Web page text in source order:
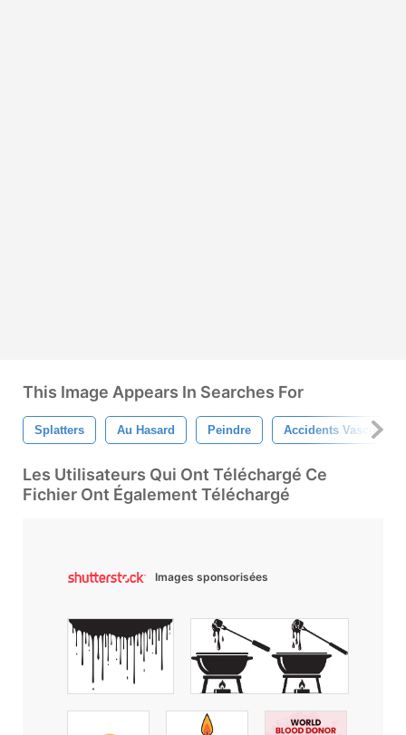
This Image Appears In Searches For
Splatters Au Hasard Peindre Accidents
Les Utilisateurs Qui Ont Téléchargé Ce
Fichier Ont Également Téléchargé
Images sponsorisées